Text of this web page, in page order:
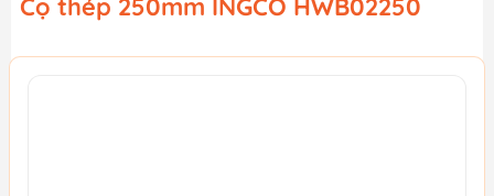
Cọ thép 250mm INGCO HWB02250